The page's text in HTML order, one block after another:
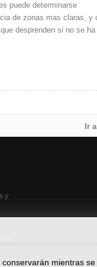
puede determinarse
de zonas mas claras, y
desprenden si no se ha
Ir
y
mientras